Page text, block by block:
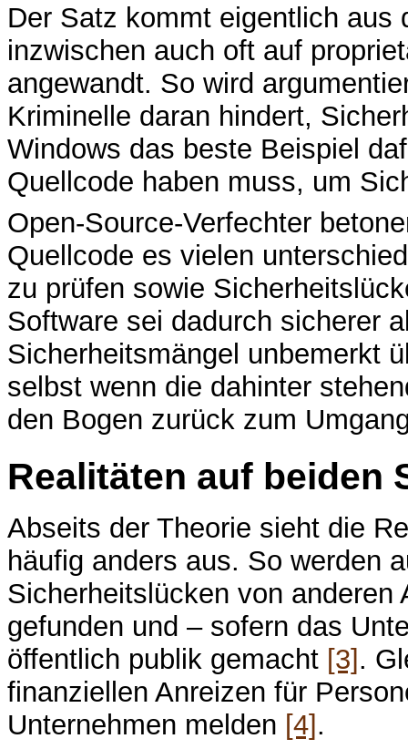
Der Satz kommt eigentlich aus
inzwischen auch oft auf
angewandt. So wird
Kriminelle daran hindert,
Windows das beste Beispiel
Quellcode haben muss, um
Open-Source-Verfechter
Quellcode es vielen
zu prüfen sowie
Software sei dadurch sicherer
Sicherheitsmängel unbemerkt
selbst wenn die dahinter
den Bogen zurück zum
Realitäten auf beiden
Abseits der Theorie sieht die
häufig anders aus. So werden
Sicherheitslücken von anderen
gefunden und – sofern das
öffentlich publik gemacht [3] .
finanziellen Anreizen für
Unternehmen melden [4] .